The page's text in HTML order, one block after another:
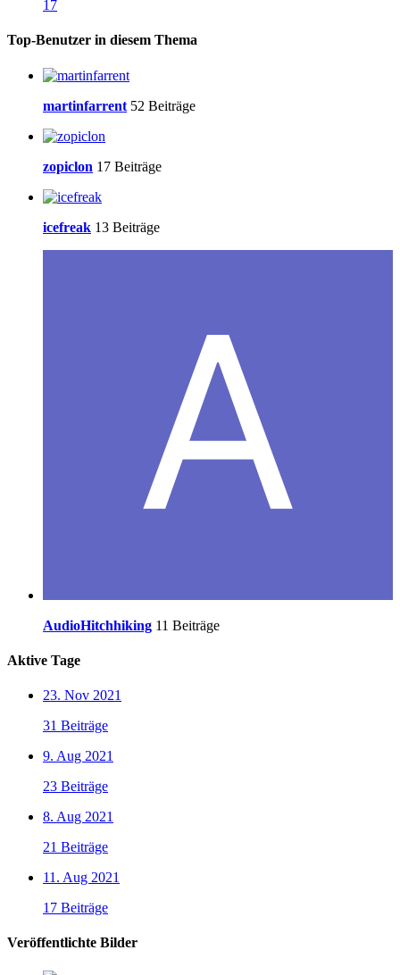
17
Top-Benutzer in diesem Thema
martinfarrent 52 Beiträge
zopiclon 17 Beiträge
icefreak 13 Beiträge
AudioHitchhiking 11 Beiträge
Aktive Tage
23. Nov 2021
31 Beiträge
9. Aug 2021
23 Beiträge
8. Aug 2021
21 Beiträge
11. Aug 2021
17 Beiträge
Veröffentlichte Bilder